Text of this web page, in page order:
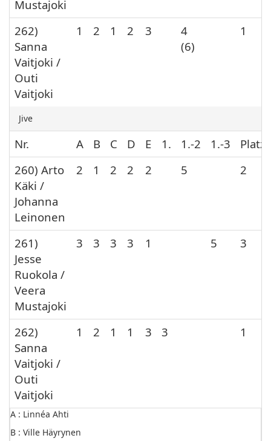
Mustajoki
262)
Sanna
Vaitjoki /
Outi
Vaitjoki
1 2 1 2 3
4
(6)
1
Jive
Nr. A B C D E 1. 1.-2 1.-3
Platz
260) Arto
Käki /
Johanna
Leinonen
2 1 2 2 2 5 2
261)
Jesse
Ruokola /
Veera
Mustajoki
3 3 3 3 1 5 3
262)
Sanna
Vaitjoki /
Outi
Vaitjoki
1 2 1 1 3 3 1
A : Linnéa Ahti
B : Ville Häyrynen